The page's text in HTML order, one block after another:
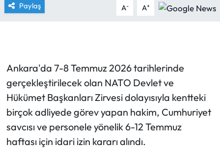
Paylaş A- A+
Ankara'da 7-8 Temmuz 2026 tarihlerinde
gerçekleştirilecek olan NATO Devlet ve
Hükümet Başkanları Zirvesi dolayısıyla kentteki
birçok adliyede görev yapan hakim, Cumhuriyet
savcısı ve personele yönelik 6-12 Temmuz
haftası için idari izin kararı alındı.